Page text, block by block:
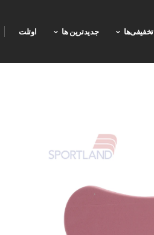
تخفیفی‌ها جدیدترین ها اوتلت